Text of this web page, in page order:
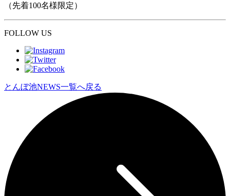
（先着100名様限定）
FOLLOW US
とんぼ池NEWS一覧へ戻る